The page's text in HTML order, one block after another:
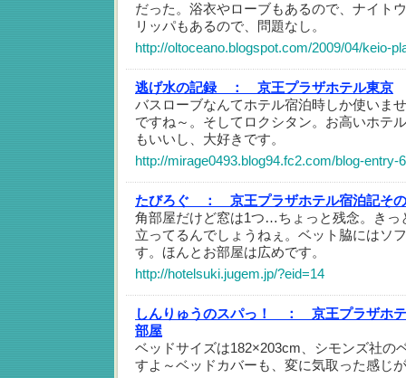
だった。浴衣やローブもあるので、ナイト
リッパもあるので、問題なし。
http://oltoceano.blogspot.com/2009/04/keio-
逃げ水の記録 ：
京王プラザホテル東京
バスローブなんてホテル宿泊時しか使いま
ですね～。そしてロクシタン。お高いホテ
もいいし、大好きです。
http://mirage0493.blog94.fc2.com/blog-entry-
たびろぐ ：
京王プラザホテル宿泊記そ
角部屋だけど窓は1つ…ちょっと残念。きっ
立ってるんでしょうねぇ。ベット脇にはソ
す。ほんとお部屋は広めです。
http://hotelsuki.jugem.jp/?eid=14
しんりゅうのスパっ！ ：
京王プラザホ
部屋
ベッドサイズは182×203cm、シモンズ社の
すよ～ベッドカバーも、変に気取った感じ